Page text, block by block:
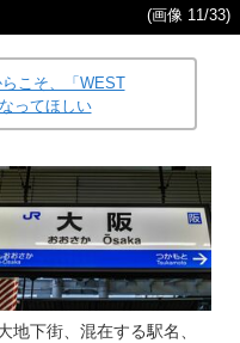
(画像 11/33)
こそ、「WEST
ってほしい
地下街、混在する駅名、